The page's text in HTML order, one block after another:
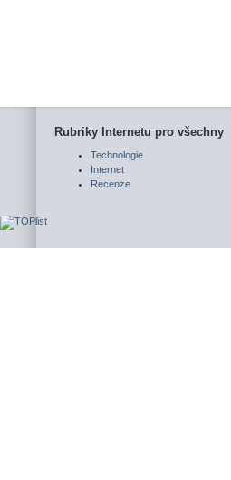
Rubriky Internetu pro všechny
Technologie
Internet
Recenze